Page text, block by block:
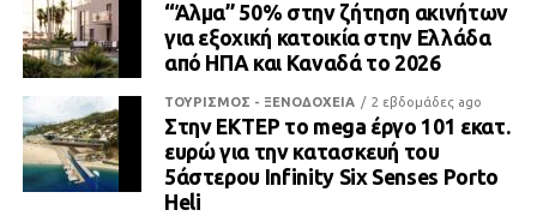
“Άλμα” 50% στην ζήτηση ακινήτων
για εξοχική κατοικία στην Ελλάδα
από ΗΠΑ και Καναδά το 2026
ΤΟΥΡΙΣΜΟΣ - ΞΕΝΟΔΟΧΕΙΑ 2 εβδομάδες ago
Στην ΕΚΤΕΡ το mega έργο 101 εκατ.
ευρώ για την κατασκευή του
5άστερου Infinity Six Senses Porto
Heli